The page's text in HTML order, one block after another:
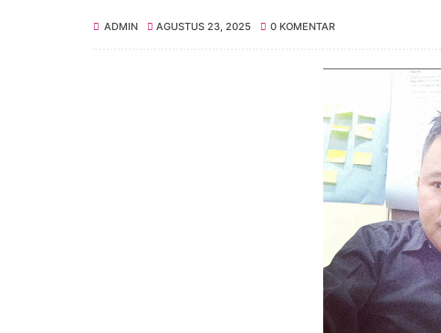
ADMIN AGUSTUS 23, 2025 0 KOMENTAR